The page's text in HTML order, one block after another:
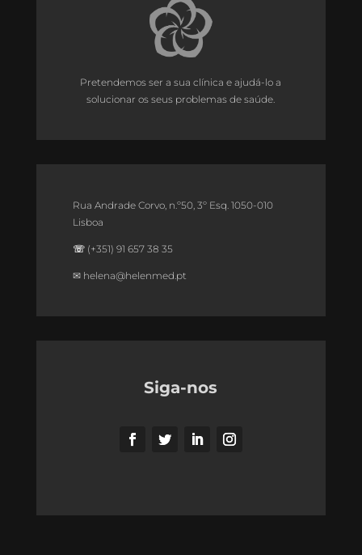
Pretendemos ser a sua clínica e ajudá-lo a
solucionar os seus problemas de saúde.
Rua Andrade Corvo, n.º50, 3º Esq. 1050-010
Lisboa
☏ (+351) 91 657 38 35
✉ helena@helenmed.pt
Siga-nos